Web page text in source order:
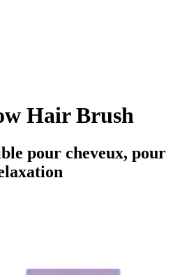
Hair Brush
pour cheveux, pour